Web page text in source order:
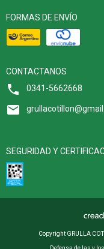
FORMAS DE ENVÍO
CONTACTANOS
0341-5662668
SEGURIDAD Y
Copyright GRULLA